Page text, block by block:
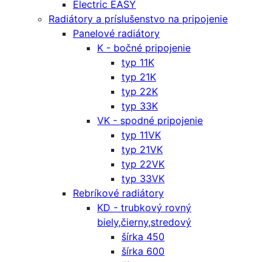
Electric EASY
Radiátory a príslušenstvo na pripojenie
Panelové radiátory
K - bočné pripojenie
typ 11K
typ 21K
typ 22K
typ 33K
VK - spodné pripojenie
typ 11VK
typ 21VK
typ 22VK
typ 33VK
Rebríkové radiátory
KD - trubkový rovný
biely,čierny,stredový
šírka 450
šírka 600